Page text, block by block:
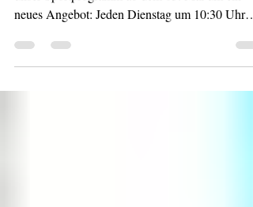
Aufgrund der hohen Nachfrage erweitern wir
dem Vereinsplatz statt. Die Einheiten sind